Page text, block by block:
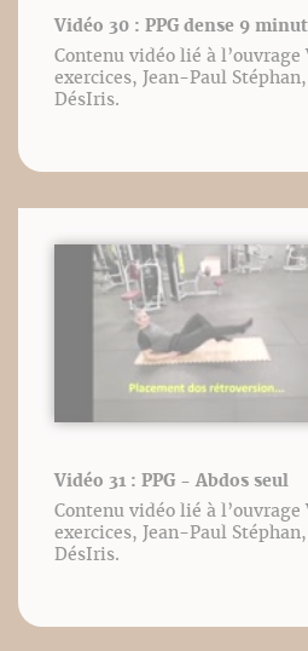
Vidéo 30 : PPG dense 9
Contenu vidéo lié à l’ouvrage
exercices, Jean-Paul
DésIris.
Vidéo 31 : PPG - Abdos seul
Contenu vidéo lié à l’ouvrage
exercices, Jean-Paul
DésIris.